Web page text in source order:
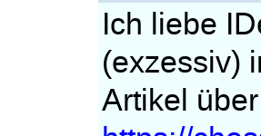
Ich liebe
(exzessiv)
Artikel